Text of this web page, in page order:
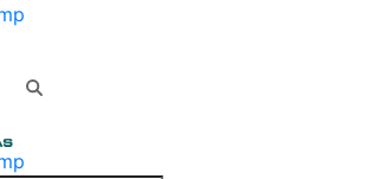
Menu principal